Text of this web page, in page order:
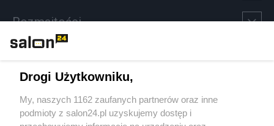
Rozmaitości
Sport
Społeczeństwo
Drogi Użytkowniku,
My, naszych 1162 zaufanych partnerów oraz inne
podmioty z salon24.pl uzyskujemy dostęp i